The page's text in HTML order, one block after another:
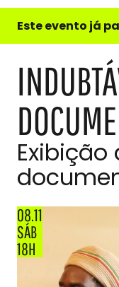
e
do
Este evento já
Exibição
08.11
SÁB
18H